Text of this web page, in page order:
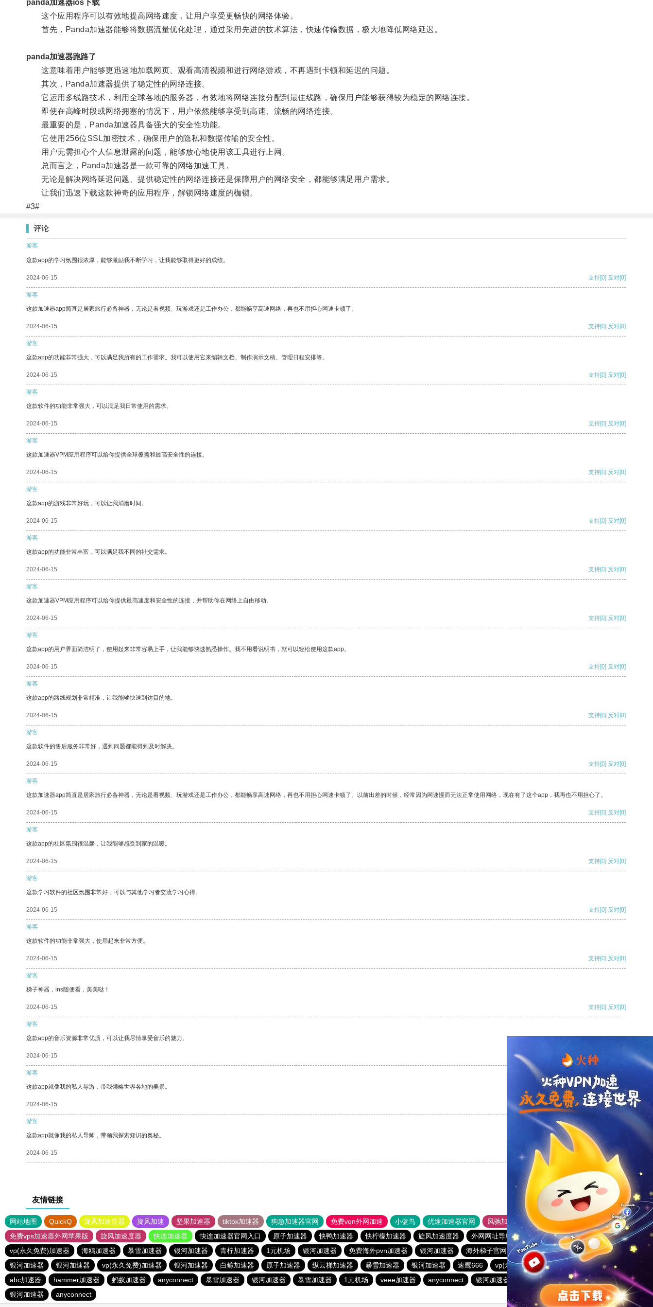
panda加速器ios下载
这个应用程序可以有效地提高网络速度，让用户享受更畅快的网络体验。
首先，Panda加速器能够将数据流量优化处理，通过采用先进的技术算法，快速传输数据，极大地降低网络延迟。
panda加速器跑路了
这意味着用户能够更迅速地加载网页、观看高清视频和进行网络游戏，不再遇到卡顿和延迟的问题。
其次，Panda加速器提供了稳定性的网络连接。
它运用多线路技术，利用全球各地的服务器，有效地将网络连接分配到最佳线路，确保用户能够获得较为稳定的网络连接。
即使在高峰时段或网络拥塞的情况下，用户依然能够享受到高速、流畅的网络连接。
最重要的是，Panda加速器具备强大的安全性功能。
它使用256位SSL加密技术，确保用户的隐私和数据传输的安全性。
用户无需担心个人信息泄露的问题，能够放心地使用该工具进行上网。
总而言之，Panda加速器是一款可靠的网络加速工具。
无论是解决网络延迟问题、提供稳定性的网络连接还是保障用户的网络安全，都能够满足用户需求。
让我们迅速下载这款神奇的应用程序，解锁网络速度的枷锁。
#3#
评论
游客
这款app的学习氛围很浓厚，能够激励我不断学习，让我能够取得更好的成绩。
2024-06-15 支持[0] 反对[0]
游客
这款加速器app简直是居家旅行必备神器，无论是看视频、玩游戏还是工作办公，都能畅享高速网络，再也不用担心网速卡顿了。
2024-06-15 支持[0] 反对[0]
游客
这款app的功能非常强大，可以满足我所有的工作需求。我可以使用它来编辑文档、制作演示文稿、管理日程安排等。
2024-06-15 支持[0] 反对[0]
游客
这款软件的功能非常强大，可以满足我日常使用的需求。
2024-06-15 支持[0] 反对[0]
游客
这款加速器VPM应用程序可以给你提供全球覆盖和最高安全性的连接。
2024-06-15 支持[0] 反对[0]
游客
这款app的游戏非常好玩，可以让我消磨时间。
2024-06-15 支持[0] 反对[0]
游客
这款app的功能非常丰富，可以满足我不同的社交需求。
2024-06-15 支持[0] 反对[0]
游客
这款加速器VPM应用程序可以给你提供最高速度和安全性的连接，并帮助你在网络上自由移动。
2024-06-15 支持[0] 反对[0]
游客
这款app的用户界面简洁明了，使用起来非常容易上手，让我能够快速熟悉操作。我不用看说明书，就可以轻松使用这款app。
2024-06-15 支持[0] 反对[0]
游客
这款app的路线规划非常精准，让我能够快速到达目的地。
2024-06-15 支持[0] 反对[0]
游客
这款软件的售后服务非常好，遇到问题都能得到及时解决。
2024-06-15 支持[0] 反对[0]
游客
这款加速器app简直是居家旅行必备神器，无论是看视频、玩游戏还是工作办公，都能畅享高速网络，再也不用担心网速卡顿了。以前出差的时候，经常因为网速慢而无法正常使用网络，现在有了这个app，我再也不用担心了。
2024-06-15 支持[0] 反对[0]
游客
这款app的社区氛围很温馨，让我能够感受到家的温暖。
2024-06-15 支持[0] 反对[0]
游客
这款学习软件的社区氛围非常好，可以与其他学习者交流学习心得。
2024-06-15 支持[0] 反对[0]
游客
这款软件的功能非常强大，使用起来非常方便。
2024-06-15 支持[0] 反对[0]
游客
梯子神器，ins随便看，美美哒！
2024-06-15 支持[0] 反对[0]
游客
这款app的音乐资源非常优质，可以让我尽情享受音乐的魅力。
2024-06-15 支持
游客
这款app就像我的私人导游，带我领略世界各地的美景。
2024-06-15 支持[0] 反对[0]
游客
这款app就像我的私人导师，带领我探索知识的奥秘。
2024-06-15 支持[0] 反对[0]
友情链接
网站地图 QuickQ 旋风加速度器 旋风加速 坚果加速器 tiktok加速器 狗急加速器官网 免费vqn外网加速 小蓝鸟 优途加速器官网 风驰加速器
旋风加速器
免费vps加速器外网苹果版
旋风加速度器 快连加速器 快连加速器官网入口 原子加速器 快鸭加速器 快柠檬加速器 旋风加速度器 外网网址导航 软件中心
银河加速器
vp(永久免费)加速器
海鸥加速器 暴雪加速器 银河加速器 青柠加速器 1元机场 银河加速器 免费海外pvn加速器 银河加速器 海外梯子官网 ikuuu.me加速器官网
荔枝加速器
银河加速器
银河加速器 vp(永久免费)加速器 银河加速器 白鲸加速器 原子加速器 纵云梯加速器 暴雪加速器 银河加速器 速鹰666 vp(永久免费)加速器 优云666
蜜蜂加速器
abc加速器
hammer加速器 蚂蚁加速器 anyconnect 暴雪加速器 银河加速器 暴雪加速器 1元机场 veee加速器 anyconnect 银河加速器 橘子加速器
哇哇加速器
银河加速器
anyconnect